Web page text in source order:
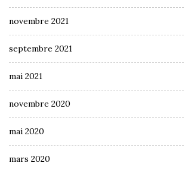
novembre 2021
septembre 2021
mai 2021
novembre 2020
mai 2020
mars 2020